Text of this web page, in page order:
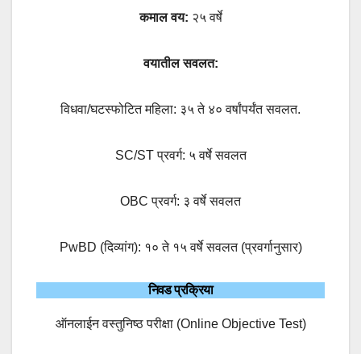
कमाल वय: २५ वर्षे
वयातील सवलत:
विधवा/घटस्फोटित महिला: ३५ ते ४० वर्षांपर्यंत सवलत.
SC/ST प्रवर्ग: ५ वर्षे सवलत
OBC प्रवर्ग: ३ वर्षे सवलत
PwBD (दिव्यांग): १० ते १५ वर्षे सवलत (प्रवर्गानुसार)
निवड प्रक्रिया
ऑनलाईन वस्तुनिष्ठ परीक्षा (Online Objective Test)